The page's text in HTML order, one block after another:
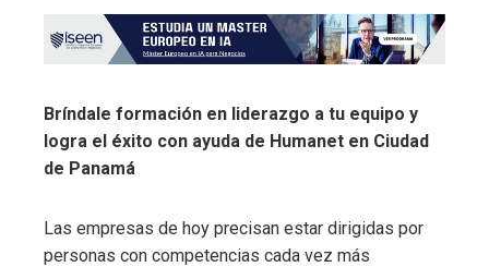
Bríndale formación en liderazgo a tu equipo y
logra el éxito con ayuda de Humanet en Ciudad
de Panamá
Las empresas de hoy precisan estar dirigidas por
personas con competencias cada vez más